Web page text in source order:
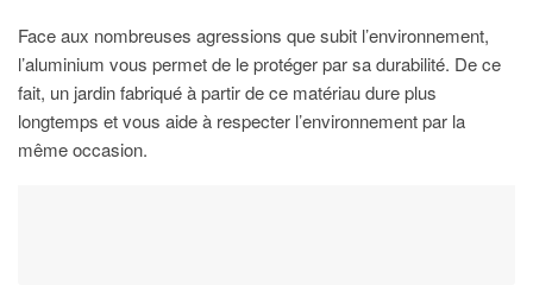
Face aux nombreuses agressions que subit l’environnement,
l’aluminium vous permet de le protéger par sa durabilité. De ce
fait, un jardin fabriqué à partir de ce matériau dure plus
longtemps et vous aide à respecter l’environnement par la
même occasion.